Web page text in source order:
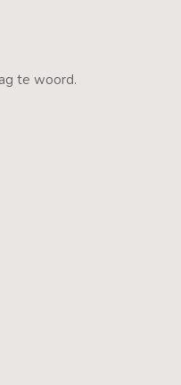
te woord.